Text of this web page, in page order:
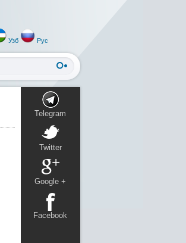
Узб Рус
Telegram
Twitter
Google +
Facebook